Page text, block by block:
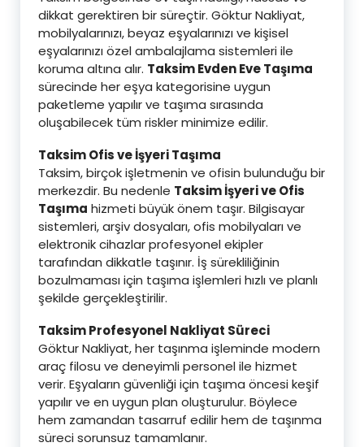
dikkat gerektiren bir süreçtir. Göktur Nakliyat,
mobilyalarınızı, beyaz eşyalarınızı ve kişisel
eşyalarınızı özel ambalajlama sistemleri ile
koruma altına alır. Taksim Evden Eve Taşıma
sürecinde her eşya kategorisine uygun
paketleme yapılır ve taşıma sırasında
oluşabilecek tüm riskler minimize edilir.
Taksim Ofis ve İşyeri Taşıma
Taksim, birçok işletmenin ve ofisin bulunduğu bir
merkezdir. Bu nedenle Taksim İşyeri ve Ofis
Taşıma hizmeti büyük önem taşır. Bilgisayar
sistemleri, arşiv dosyaları, ofis mobilyaları ve
elektronik cihazlar profesyonel ekipler
tarafından dikkatle taşınır. İş sürekliliğinin
bozulmaması için taşıma işlemleri hızlı ve planlı
şekilde gerçekleştirilir.
Taksim Profesyonel Nakliyat Süreci
Göktur Nakliyat, her taşınma işleminde modern
araç filosu ve deneyimli personel ile hizmet
verir. Eşyaların güvenliği için taşıma öncesi keşif
yapılır ve en uygun plan oluşturulur. Böylece
hem zamandan tasarruf edilir hem de taşınma
süreci sorunsuz tamamlanır.